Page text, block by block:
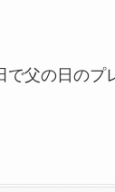
で父の日のプ